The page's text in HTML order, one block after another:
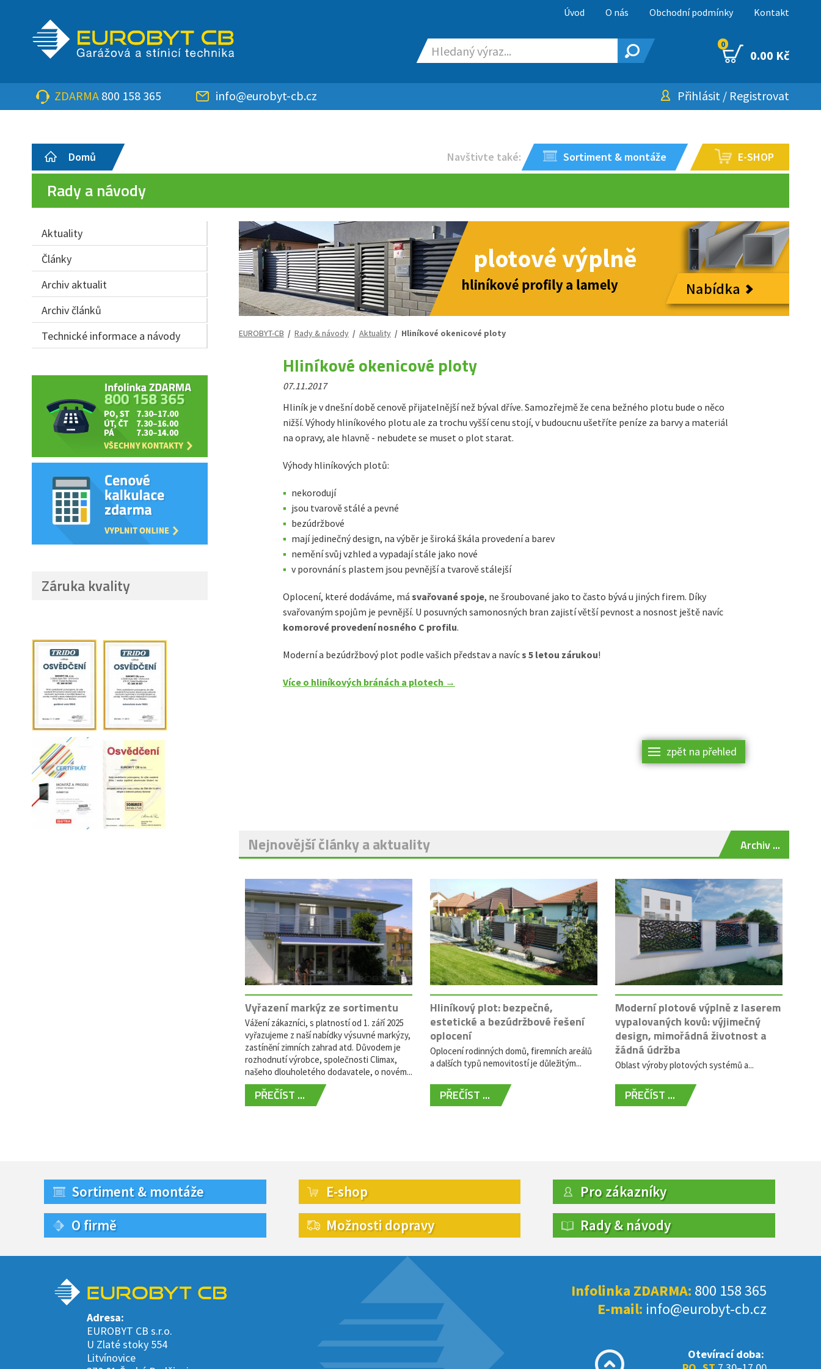
Úvod O nás Obchodní podmínky Kontakt
0
0.00 Kč
ZDARMA 800 158 365 info@eurobyt-cb.cz Přihlásit / Registrovat
Domů Navštivte také: Sortiment & montáže E-SHOP
Rady a návody
Aktuality
Články
Archiv aktualit
Archiv článků
Technické informace a návody
Záruka kvality
EUROBYT-CB / Rady & návody/ Aktuality/ Hliníkové okenicové ploty
Hliníkové okenicové ploty
07.11.2017
Hliník je v dnešní době cenově přijatelnější než býval dříve. Samozřejmě že cena bežného plotu bude o něco
nižší. Výhody hliníkového plotu ale za trochu vyšší cenu stojí, v budoucnu ušetříte peníze za barvy a materiál
na opravy, ale hlavně - nebudete se muset o plot starat.
Výhody hliníkových plotů:
nekorodují
jsou tvarově stálé a pevné
bezúdržbové
mají jedinečný design, na výběr je široká škála provedení a barev
nemění svůj vzhled a vypadají stále jako nové
v porovnání s plastem jsou pevnější a tvarově stálejší
Oplocení, které dodáváme, má svařované spoje, ne šroubované jako to často bývá u jiných firem. Díky
svařovaným spojům je pevnější. U posuvných samonosných bran zajistí větší pevnost a nosnost ještě navíc
komorové provedení nosného C profilu.
Moderní a bezúdržbový plot podle vašich představ a navícs 5 letou zárukou!
Více o hliníkových bránách a plotech →
zpět na přehled
Nejnovější články a aktuality
Vyřazení markýz ze sortimentu
Vážení zákazníci, s platností od 1. září 2025
vyřazujeme z naší nabídky výsuvné markýzy,
zastínění zimních zahrad atd. Důvodem je
rozhodnutí výrobce, společnosti Climax,
našeho dlouholetého dodavatele, o novém...
PŘEČÍST ...
Hliníkový plot: bezpečné,
estetické a bezúdržbové řešení
oplocení
Oplocení rodinných domů, firemních areálů
a dalších typů nemovitostí je důležitým...
PŘEČÍST ...
Moderní plotové výplně z laserem
vypalovaných kovů: výjimečný
design, mimořádná životnost a
žádná údržba
Oblast výroby plotových systémů a...
PŘEČÍST ...
Archiv ...
Sortiment & montáže
O firmě
E-shop
Možnosti dopravy
Pro zákazníky
Rady & návody
Adresa:
EUROBYT CB s.r.o.
U Zlaté stoky 554
Litvínovice
Infolinka ZDARMA: 800 158 365
E-mail: info@eurobyt-cb.cz
Otevírací doba: